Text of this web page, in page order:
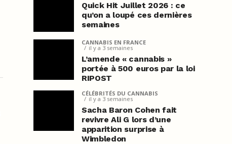
Quick Hit Juillet 2026 : ce
qu’on a loupé ces dernières
semaines
CANNABIS EN FRANCE
il y a 3 semaines
L’amende « cannabis »
portée à 500 euros par la loi
RIPOST
CÉLÉBRITÉS DU CANNABIS
il y a 3 semaines
Sacha Baron Cohen fait
revivre Ali G lors d’une
apparition surprise à
Wimbledon